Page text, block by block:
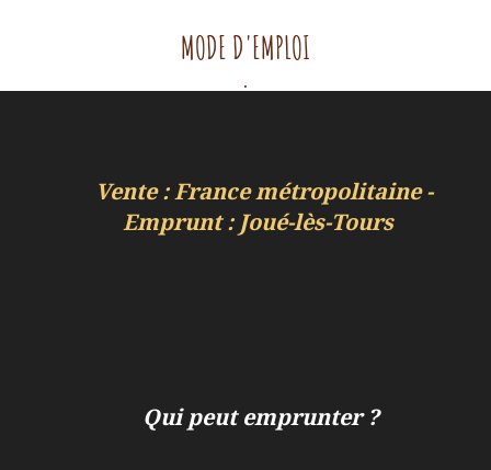
MODE D'EMPLOI
.
Vente : France métropolitaine -
Emprunt : Joué-lès-Tours
Qui peut emprunter ?